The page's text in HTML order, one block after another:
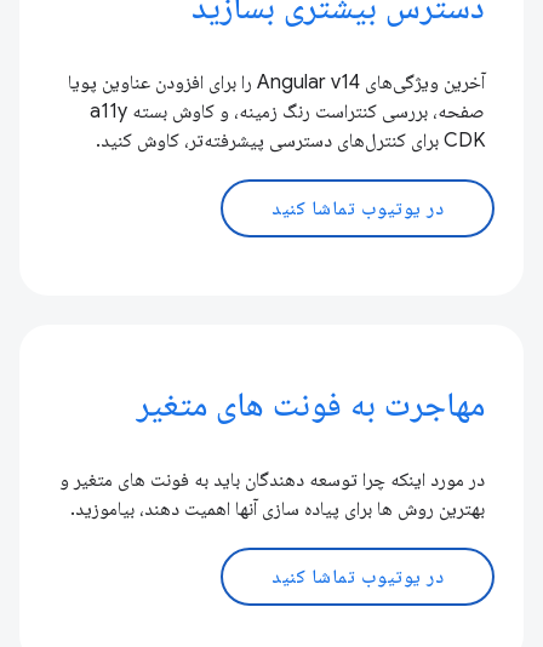
آخرین ویژگی‌های Angular v14 را برای افزودن عناوین پویا
صفحه، بررسی کنتراست رنگ زمینه، و کاوش بسته a11y
CDK برای کنترل‌های دسترسی پیشرفته‌تر، کاوش کنید.
در یوتیوب تماشا کنید
مهاجرت به فونت های متغیر
در مورد اینکه چرا توسعه دهندگان باید به فونت های متغیر و
بهترین روش ها برای پیاده سازی آنها اهمیت دهند، بیاموزید.
در یوتیوب تماشا کنید